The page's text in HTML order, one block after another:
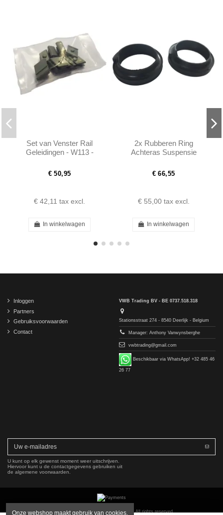
Set van Venster Rail
Geleidingen - W113 -
€ 50,95
€ 42,11 tax excl.
In winkelwagen
2x Rubberen Ring
Achteras Suspensie
1083250285
€ 66,55
€ 55,00 tax excl.
In winkelwagen
Inloggen
Partners
Gebruiksvoorwaarden
Contact
VWB Trading BV - BE 0737.518.318
Stationsstraat 274 - 8540 Deerlijk - Belgium
Manager: Anthony Vanwynsberghe
vwbtrading@gmail.com
Beschikbaar via WhatsApp! +32 485 46
26 77
U kunt op elk gewenst moment weer uitschrijven.
Hiervoor kunt u de contactgegevens gebruiken uit
de algemene voorwaarden.
Copyright © 2016-2026 VWB Trading BV. All rights reserved.
Onze webshop maakt gebruik van cookies.